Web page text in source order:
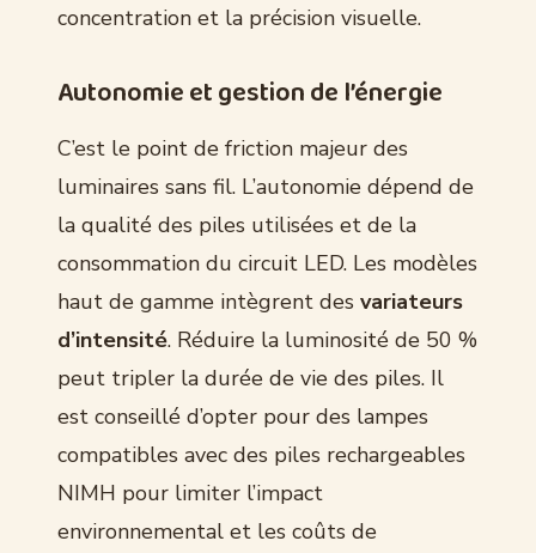
concentration et la précision visuelle.
Autonomie et gestion de l’énergie
C’est le point de friction majeur des
luminaires sans fil. L’autonomie dépend de
la qualité des piles utilisées et de la
consommation du circuit LED. Les modèles
haut de gamme intègrent des variateurs
d’intensité. Réduire la luminosité de 50 %
peut tripler la durée de vie des piles. Il
est conseillé d’opter pour des lampes
compatibles avec des piles rechargeables
NIMH pour limiter l’impact
environnemental et les coûts de